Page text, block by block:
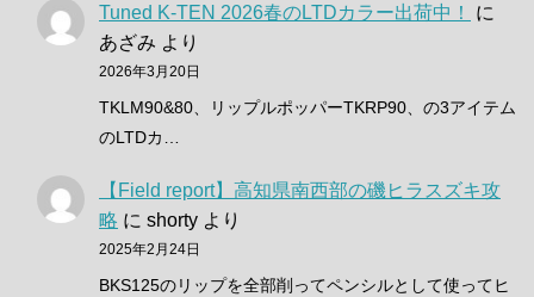
Tuned K-TEN 2026春のLTDカラー出荷中！
に
あざみ より
2026年3月20日
TKLM90&80、リップルポッパーTKRP90、の3アイテム
のLTDカ…
【Field report】高知県南西部の磯ヒラスズキ攻
略 に shorty より
2025年2月24日
BKS125のリップを全部削ってペンシルとして使ってヒ